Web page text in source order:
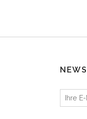
Ihre